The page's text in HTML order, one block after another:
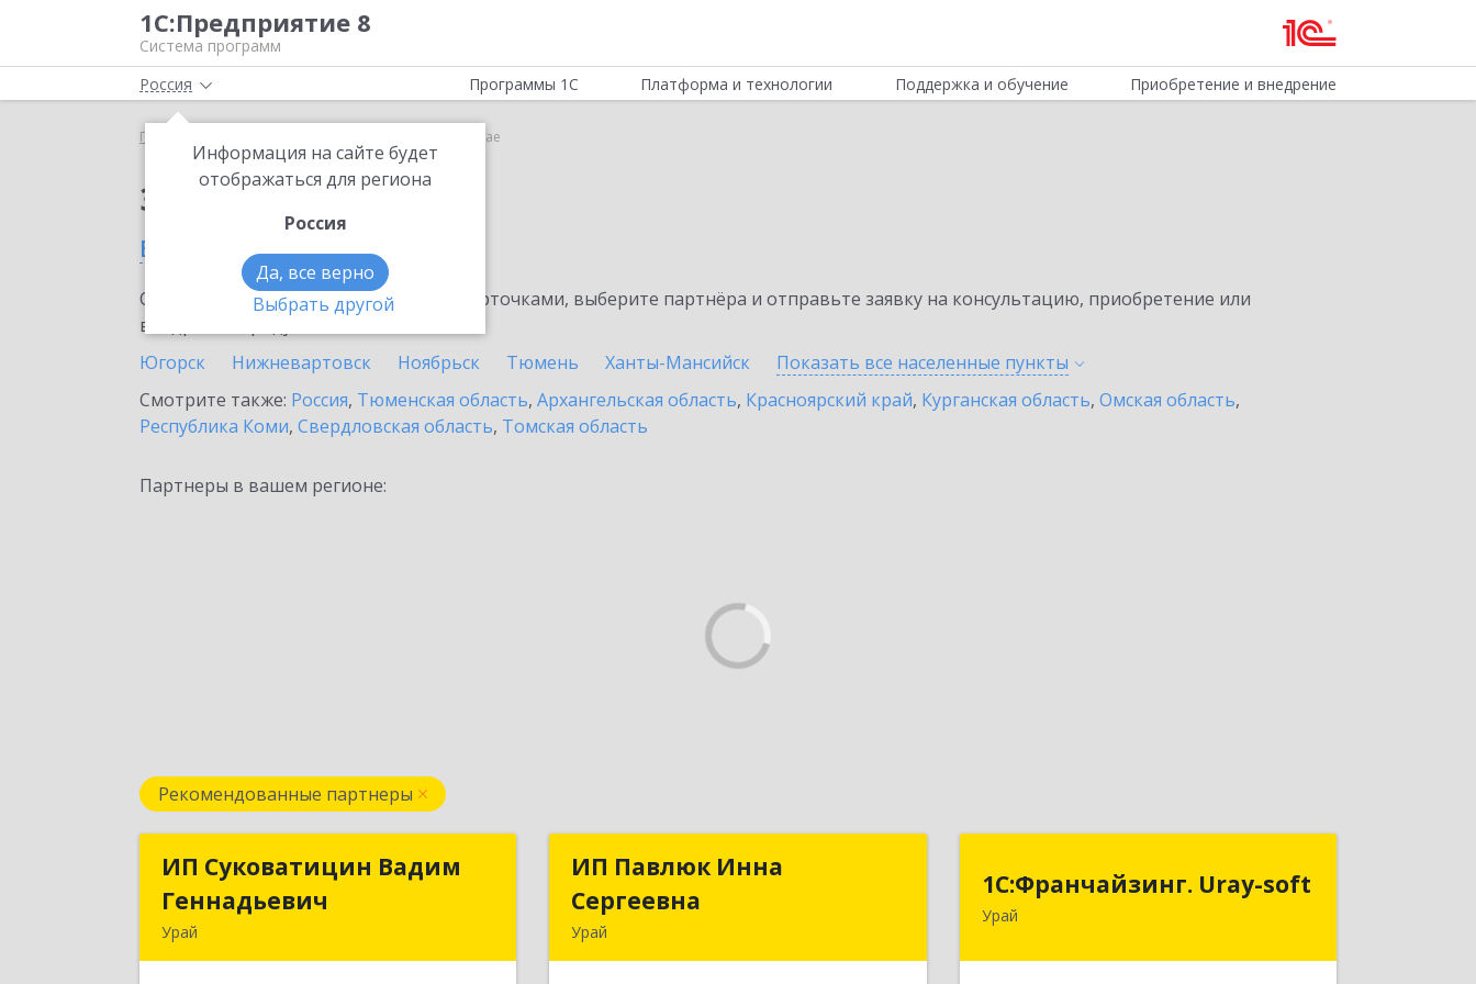
1С:Предприятие 8
Система программ
Россия
Информация на сайте будет
отображаться для региона
Россия
Да, все верно
Выбрать другой
Программы 1С Платформа и технологии Поддержка и обучение Приобретение и внедрение
Главная 1С-ОФД в Урае
Заказать 1С-ОФД
в Урае
Ознакомьтесь с информационными карточками, выберите партнёра и отправьте заявку на консультацию, приобретение или
внедрение продукта.
Югорск
Нижневартовск Ноябрьск Тюмень Ханты-Мансийск Показать все населенные пункты
Смотрите также: Россия, Тюменская область, Архангельская область, Красноярский край, Курганская область, Омская область,
Республика Коми, Свердловская область, Томская область
Партнеры в вашем регионе:
Рекомендованные партнеры
ИП Суковатицин Вадим
Геннадьевич
Урай
ИП Суковатицин Вадим
ИП Павлюк Инна
Сергеевна
Урай
ИП Павлюк Инна
1С:Франчайзинг. Uray-soft
Урай
1С:Франчайзинг. Uray-soft